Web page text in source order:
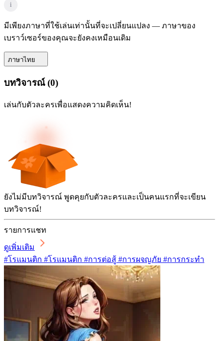
i
มีเพียงภาษาที่ใช้เล่นเท่านั้นที่จะเปลี่ยนแปลง — ภาษาของ
เบราว์เซอร์ของคุณจะยังคงเหมือนเดิม
ภาษาไทย
บทวิจารณ์(0)
เล่นกับตัวละครเพื่อแสดงความคิดเห็น!
ยังไม่มีบทวิจารณ์ พูดคุยกับตัวละครและเป็นคนแรกที่จะเขียน
บทวิจารณ์!
รายการแชท
ดูเพิ่มเติม
#โรแมนติก #โรแมนติก #การต่อสู้ #การผจญภัย #การกระทำ